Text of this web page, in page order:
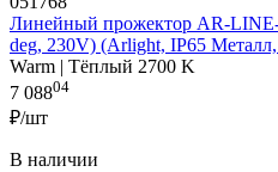
Линейный прожектор AR-
deg, 230V) (Arlight, IP65 Металл,
Warm | Тёплый 2700 K
7 08804
₽/шт
В наличии